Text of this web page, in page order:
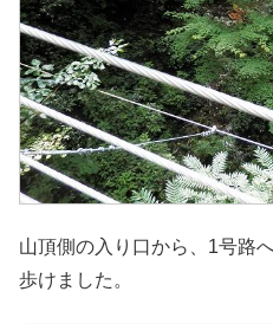
山頂側の入り口から、1号路
歩けました。